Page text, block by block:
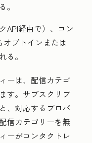
。
API経由で）、コン
オプトインまたは
る。
ーは、配信カテゴ
す。サブスクリプ
、対応するプロパ
信カテゴリーを無
ーがコンタクトレ